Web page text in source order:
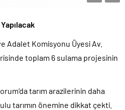
Adalet Komisyonu Üyesi Av.
toplam 6 sulama projesinin
tarım arazilerinin daha
tarımın önemine dikkat çekti.